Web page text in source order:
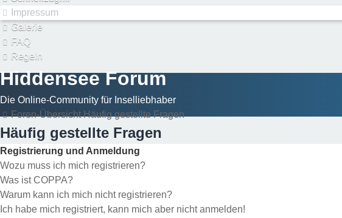
Impressum
Galerie
FAQ
Regeln
Hiddensee Forum
Die Online-Community für Inselliebhaber
Foren-Übersicht Häufig gestellte Fragen
Häufig gestellte Fragen
Registrierung und Anmeldung
Wozu muss ich mich registrieren?
Was ist COPPA?
Warum kann ich mich nicht registrieren?
Ich habe mich registriert, kann mich aber nicht anmelden!